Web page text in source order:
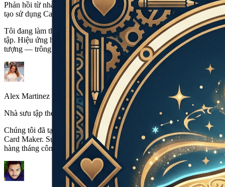
Phản hồi từ nhà sưu tập thẻ, nhà thiết kế game và chuyên gia sáng
tạo sử dụng Card Maker.
Tôi đang làm thẻ Pokémon tùy chỉnh với Card Maker cho bộ sưu
tập. Hiệu ứng holographic và tính nhất quán của khung thẻ rất ấn
tượng — trông như thẻ thật.
Alex Martinez
Nhà sưu tập thẻ Pokémon
Chúng tôi đã tạo prototype toàn bộ game thẻ bài trong hai tuần với
Card Maker. Sự nhất quán phong cách trên 120+ thẻ giúp tiết kiệm
hàng tháng công việc minh họa.
Tôi đang làm thẻ Pokémon tùy chỉnh với Card Maker cho bộ sưu